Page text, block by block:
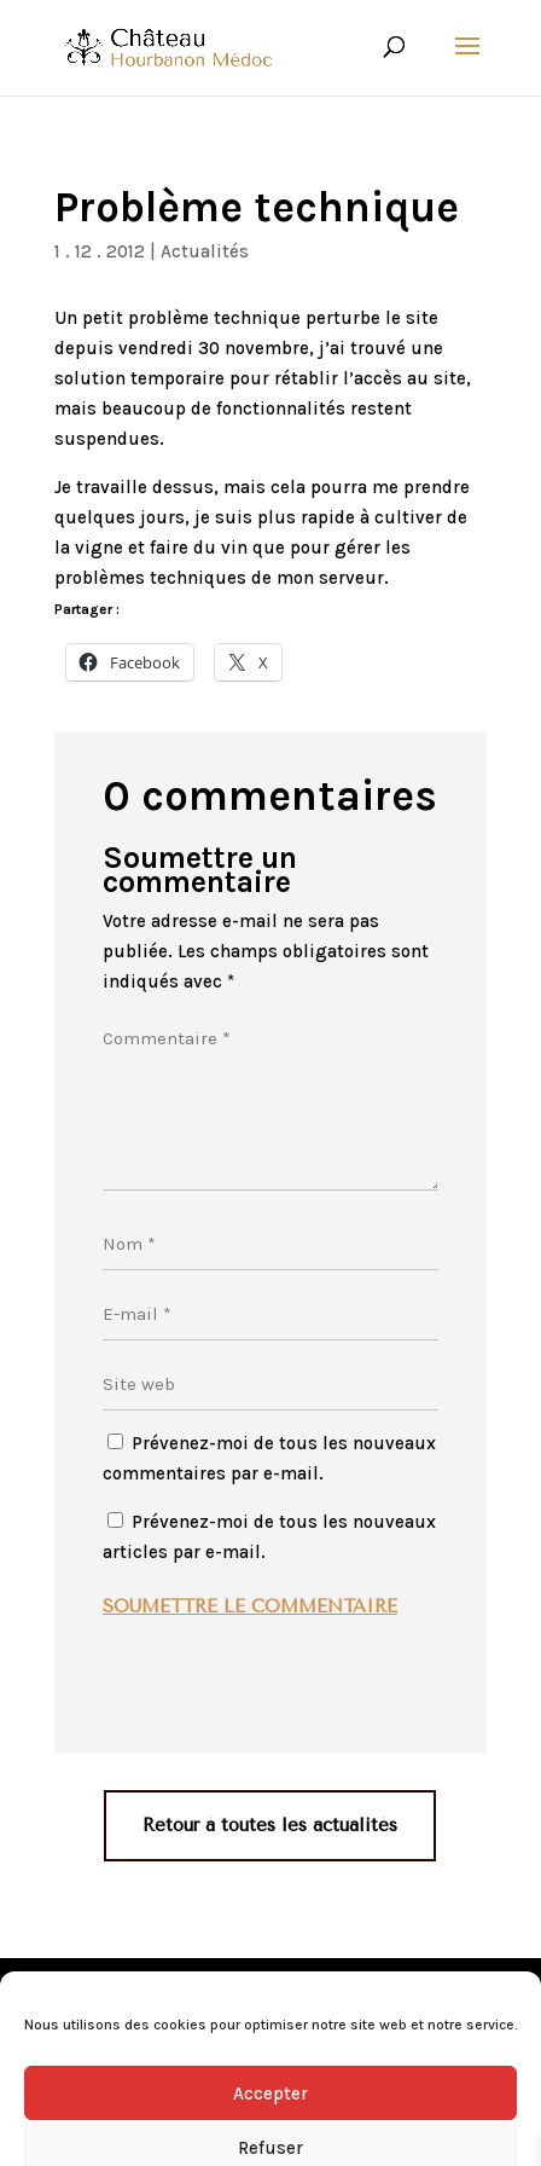
Nous utilisons des cookies pour optimiser notre site web et notre service.
Accepter
Refuser
Problème technique
1 . 12 . 2012 Actualités
Un petit problème technique perturbe le site
depuis vendredi 30 novembre, j’ai trouvé une
solution temporaire pour rétablir l’accès au site,
mais beaucoup de fonctionnalités restent
suspendues.
Je travaille dessus, mais cela pourra me prendre
quelques jours, je suis plus rapide à cultiver de
la vigne et faire du vin que pour gérer les
problèmes techniques de mon serveur.
Partager :
Facebook X
0 commentaires
Soumettre un
commentaire
Votre adresse e-mail ne sera pas
publiée. Les champs obligatoires sont
indiqués avec *
Prévenez-moi de tous les nouveaux
commentaires par e-mail.
Prévenez-moi de tous les nouveaux
articles par e-mail.
SOUMETTRE LE COMMENTAIRE
Retour à toutes les actualités
Conditions générales de vente•Nos revendeurs•
L’abus d’alcool est dangereux pour la santé, consommez avec